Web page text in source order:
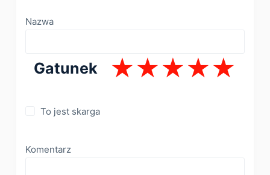
Nazwa
Gatunek
To jest skarga
Komentarz